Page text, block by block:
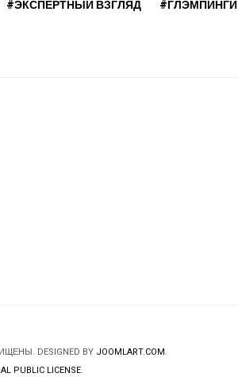
#ЭКСПЕРТНЫЙ ВЗГЛЯД #ГЛЭМПИНГИ
DESIGNED BY JOOMLART.COM.
PUBLIC LICENSE.